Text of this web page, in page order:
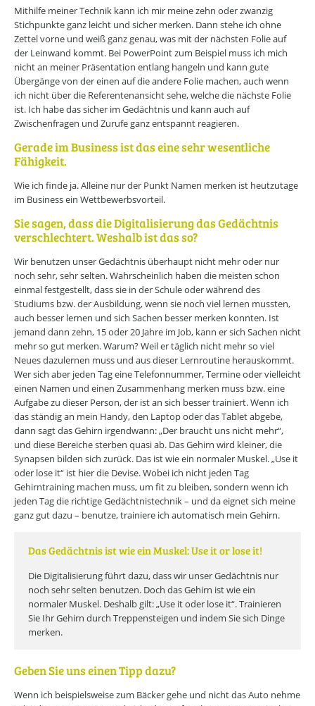
Mithilfe meiner Technik kann ich mir meine zehn oder zwanzig
Stichpunkte ganz leicht und sicher merken. Dann stehe ich ohne
Zettel vorne und weiß ganz genau, was mit der nächsten Folie auf
der Leinwand kommt. Bei PowerPoint zum Beispiel muss ich mich
nicht an meiner Präsentation entlang hangeln und kann gute
Übergänge von der einen auf die andere Folie machen, auch wenn
ich nicht über die Referentenansicht sehe, welche die nächste Folie
ist. Ich habe das sicher im Gedächtnis und kann auch auf
Zwischenfragen und Zurufe ganz entspannt reagieren.
Gerade im Business ist das eine sehr wesentliche
Fähigkeit.
Wie ich finde ja. Alleine nur der Punkt Namen merken ist heutzutage
im Business ein Wettbewerbsvorteil.
Sie sagen, dass die Digitalisierung das Gedächtnis
verschlechtert. Weshalb ist das so?
Wir benutzen unser Gedächtnis überhaupt nicht mehr oder nur
noch sehr, sehr selten. Wahrscheinlich haben die meisten schon
einmal festgestellt, dass sie in der Schule oder während des
Studiums bzw. der Ausbildung, wenn sie noch viel lernen mussten,
auch besser lernen und sich Sachen besser merken konnten. Ist
jemand dann zehn, 15 oder 20 Jahre im Job, kann er sich Sachen nicht
mehr so gut merken. Warum? Weil er täglich nicht mehr so viel
Neues dazulernen muss und aus dieser Lernroutine herauskommt.
Wer sich aber jeden Tag eine Telefonnummer, Termine oder vielleicht
einen Namen und einen Zusammenhang merken muss bzw. eine
Aufgabe zu dieser Person, der ist an sich besser trainiert. Wenn ich
das ständig an mein Handy, den Laptop oder das Tablet abgebe,
dann sagt das Gehirn irgendwann: „Der braucht uns nicht mehr“,
und diese Bereiche sterben quasi ab. Das Gehirn wird kleiner, die
Synapsen bilden sich zurück. Das ist wie ein normaler Muskel. „Use it
oder lose it“ ist hier die Devise. Wobei ich nicht jeden Tag
Gehirntraining machen muss, um fit zu bleiben, sondern wenn ich
jeden Tag die richtige Gedächtnistechnik – und da eignet sich meine
ganz gut dazu – benutze, trainiere ich automatisch mein Gehirn.
Das Gedächtnis ist wie ein Muskel: Use it or lose it!
Die Digitalisierung führt dazu, dass wir unser Gedächtnis nur
noch sehr selten benutzen. Doch das Gehirn ist wie ein
normaler Muskel. Deshalb gilt: „Use it oder lose it“. Trainieren
Sie Ihr Gehirn durch Treppensteigen und indem Sie sich Dinge
merken.
Geben Sie uns einen Tipp dazu?
Wenn ich beispielsweise zum Bäcker gehe und nicht das Auto nehme